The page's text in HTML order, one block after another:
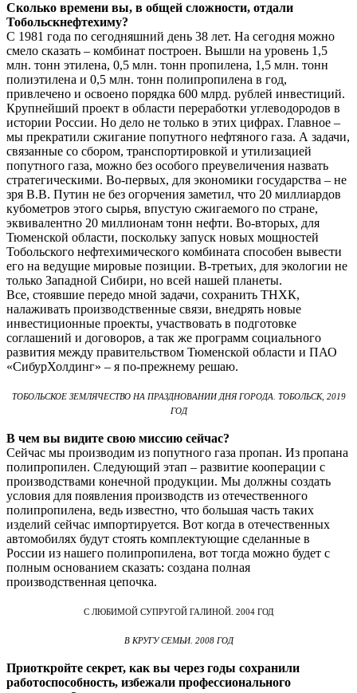
Сколько времени вы, в общей сложности, отдали
Тобольскнефтехиму?
С 1981 года по сегодняшний день 38 лет. На сегодня можно
смело сказать – комбинат построен. Вышли на уровень 1,5
млн. тонн этилена, 0,5 млн. тонн пропилена, 1,5 млн. тонн
полиэтилена и 0,5 млн. тонн полипропилена в год,
привлечено и освоено порядка 600 млрд. рублей инвестиций.
Крупнейший проект в области переработки углеводородов в
истории России. Но дело не только в этих цифрах. Главное –
мы прекратили сжигание попутного нефтяного газа. А задачи,
связанные со сбором, транспортировкой и утилизацией
попутного газа, можно без особого преувеличения назвать
стратегическими. Во-первых, для экономики государства – не
зря В.В. Путин не без огорчения заметил, что 20 миллиардов
кубометров этого сырья, впустую сжигаемого по стране,
эквивалентно 20 миллионам тонн нефти. Во-вторых, для
Тюменской области, поскольку запуск новых мощностей
Тобольского нефтехимического комбината способен вывести
его на ведущие мировые позиции. В-третьих, для экологии не
только Западной Сибири, но всей нашей планеты.
Все, стоявшие передо мной задачи, сохранить ТНХК,
налаживать производственные связи, внедрять новые
инвестиционные проекты, участвовать в подготовке
соглашений и договоров, а так же программ социального
развития между правительством Тюменской области и ПАО
«СибурХолдинг» – я по-прежнему решаю.
ТОБОЛЬСКОЕ ЗЕМЛЯЧЕСТВО НА ПРАЗДНОВАНИИ ДНЯ ГОРОДА. ТОБОЛЬСК, 2019
ГОД
В чем вы видите свою миссию сейчас?
Сейчас мы производим из попутного газа пропан. Из пропана
полипропилен. Следующий этап – развитие кооперации с
производствами конечной продукции. Мы должны создать
условия для появления производств из отечественного
полипропилена, ведь известно, что большая часть таких
изделий сейчас импортируется. Вот когда в отечественных
автомобилях будут стоять комплектующие сделанные в
России из нашего полипропилена, вот тогда можно будет с
полным основанием сказать: создана полная
производственная цепочка.
С ЛЮБИМОЙ СУПРУГОЙ ГАЛИНОЙ. 2004 ГОД
В КРУГУ СЕМЬИ. 2008 ГОД
Приоткройте секрет, как вы через годы сохранили
работоспособность, избежали профессионального